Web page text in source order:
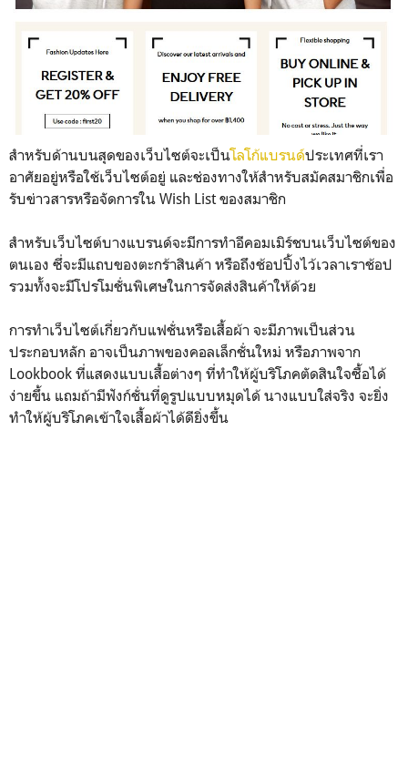
สำหรับด้านบนสุดของเว็บไซต์จะเป็นโลโก้แบรนด์ประเทศที่เรา
อาศัยอยู่หรือใช้เว็บไซต์อยู่ และช่องทางให้สำหรับสมัคสมาชิกเพื่อ
รับข่าวสารหรือจัดการใน Wish List ของสมาชิก
สำหรับเว็บไซต์บางแบรนด์จะมีการทำอีคอมเมิร์ชบนเว็บไซต์ของ
ตนเอง ซึ่จะมีแถบของตะกร้าสินค้า หรือถึงช้อปปิ้งไว้เวลาเราช้อป
รวมทั้งจะมีโปรโมชั่นพิเศษในการจัดส่งสินค้าให้ด้วย
การทําเว็บไซต์เกี่ยวกับแฟชั่นหรือเสื้อผ้า จะมีภาพเป็นส่วน
ประกอบหลัก อาจเป็นภาพของคอลเล็กชั่นใหม่ หรือภาพจาก
Lookbook ที่แสดงแบบเสื้อต่างๆ ที่ทำให้ผู้บริโภคตัดสินใจซื้อได้
ง่ายขึ้น แถมถ้ามีฟังก์ชั่นที่ดูรูปแบบหมุดได้ นางแบบใส่จริง จะยิ่ง
ทำให้ผู้บริโภคเข้าใจเสื้อผ้าได้ดียิ่งขึ้น